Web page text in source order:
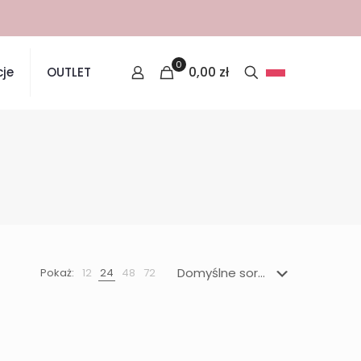
OUTLET 0 0,00 zł
Pokaż: 12 24 48 72